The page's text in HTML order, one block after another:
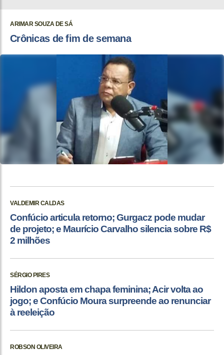
ARIMAR SOUZA DE SÁ
Crônicas de fim de semana
VALDEMIR CALDAS
Confúcio articula retorno; Gurgacz pode mudar
de projeto; e Maurício Carvalho silencia sobre R$
2 milhões
SÉRGIO PIRES
Hildon aposta em chapa feminina; Acir volta ao
jogo; e Confúcio Moura surpreende ao renunciar
à reeleição
ROBSON OLIVEIRA